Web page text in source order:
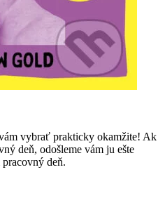
vybrať prakticky okamžite! Ak
deň, odošleme vám ju ešte
deň.